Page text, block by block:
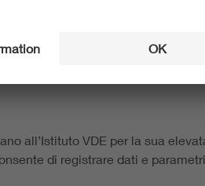
l’efficienza energetica stanno
cappe aspiranti.
all’Istituto VDE per la sua
di registrare dati e